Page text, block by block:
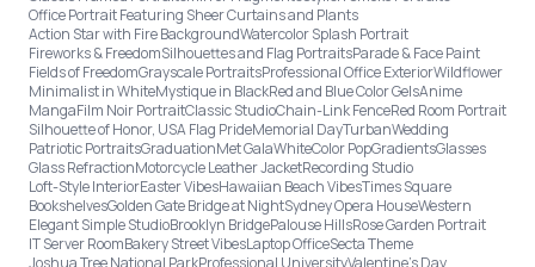
Office Portrait Featuring Sheer Curtains and Plants
Action Star with Fire BackgroundWatercolor Splash Portrait
Fireworks & FreedomSilhouettes and Flag PortraitsParade & Face Paint
Fields of FreedomGrayscale PortraitsProfessional Office ExteriorWildflower
Minimalist in WhiteMystique in BlackRed and Blue Color GelsAnime
MangaFilm Noir PortraitClassic StudioChain-Link FenceRed Room Portrait
Silhouette of Honor, USA Flag PrideMemorial DayTurbanWedding
Patriotic PortraitsGraduationMet GalaWhiteColor PopGradientsGlasses
Glass RefractionMotorcycle Leather JacketRecording Studio
Loft-Style InteriorEaster VibesHawaiian Beach VibesTimes Square
BookshelvesGolden Gate Bridge at NightSydney Opera HouseWestern
Elegant Simple StudioBrooklyn BridgePalouse HillsRose Garden Portrait
IT Server RoomBakery Street VibesLaptop OfficeSecta Theme